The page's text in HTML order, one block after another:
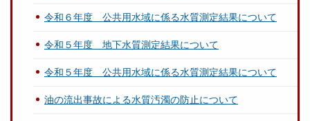
令和６年度 公共用水域に係る水質測定結果について
令和５年度 地下水質測定結果について
令和５年度 公共用水域に係る水質測定結果について
油の流出事故による水質汚濁の防止について